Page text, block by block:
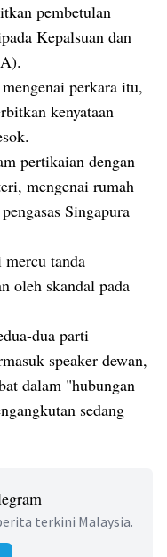
pembetulan
Kepalsuan dan
perkara itu,
kenyataan
pertikaian dengan
mengenai rumah
Singapura
mercu tanda
oleh skandal pada
dua parti
speaker dewan,
dalam "hubungan
sedang
terkini Malaysia.